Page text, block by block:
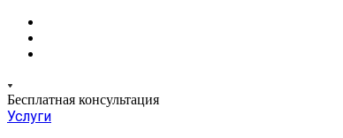
Бесплатная консультация
Услуги